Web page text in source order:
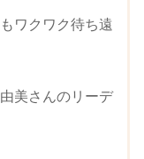
ワクワク待ち遠
美さんのリーデ